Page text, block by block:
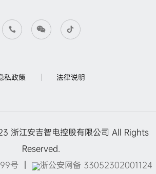
私政策 法律说明
浙江安吉智电控股有限公司 All Rights
Reserved.
号｜ 浙公安网备 33052302001124